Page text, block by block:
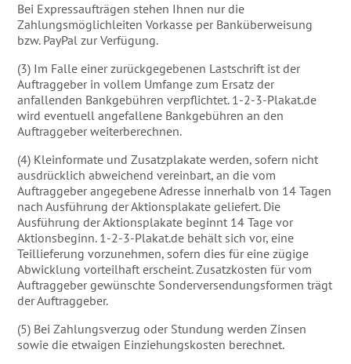
Bei Expressaufträgen stehen Ihnen nur die
Zahlungsmöglichleiten Vorkasse per Banküberweisung
bzw. PayPal zur Verfügung.
(3) Im Falle einer zurückgegebenen Lastschrift ist der
Auftraggeber in vollem Umfange zum Ersatz der
anfallenden Bankgebühren verpflichtet. 1-2-3-Plakat.de
wird eventuell angefallene Bankgebühren an den
Auftraggeber weiterberechnen.
(4) Kleinformate und Zusatzplakate werden, sofern nicht
ausdrücklich abweichend vereinbart, an die vom
Auftraggeber angegebene Adresse innerhalb von 14 Tagen
nach Ausführung der Aktionsplakate geliefert. Die
Ausführung der Aktionsplakate beginnt 14 Tage vor
Aktionsbeginn. 1-2-3-Plakat.de behält sich vor, eine
Teillieferung vorzunehmen, sofern dies für eine zügige
Abwicklung vorteilhaft erscheint. Zusatzkosten für vom
Auftraggeber gewünschte Sonderversendungsformen trägt
der Auftraggeber.
(5) Bei Zahlungsverzug oder Stundung werden Zinsen
sowie die etwaigen Einziehungskosten berechnet.